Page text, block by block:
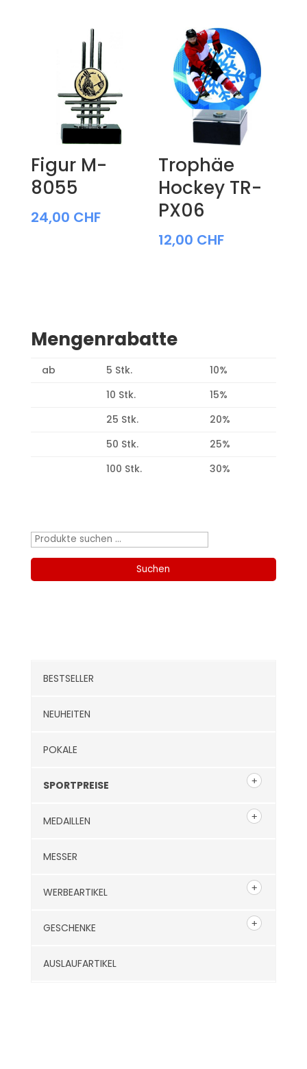
Figur M-
8055
24,00 CHF
Trophäe
Hockey TR-
PX06
12,00 CHF
Mengenrabatte
ab 5 Stk.
10%
10 Stk.
15%
25 Stk.
20%
50 Stk.
25%
100 Stk.
30%
Suchen
Suchen
BESTSELLER
NEUHEITEN
POKALE
SPORTPREISE
MEDAILLEN
MESSER
WERBEARTIKEL
GESCHENKE
AUSLAUFARTIKEL